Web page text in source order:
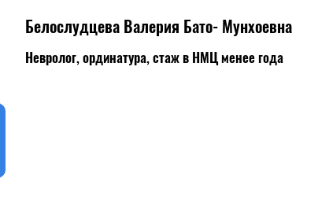
Белослудцева Валерия Бато- Мунхоевна
Невролог, ординатура, стаж в НМЦ менее года